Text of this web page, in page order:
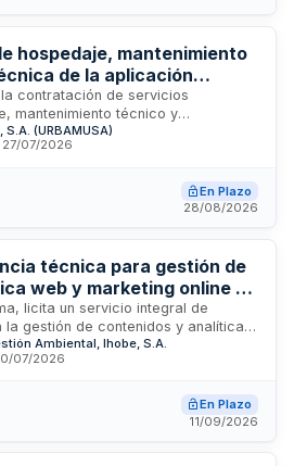
de servicios, y su
por la persona
hospedaje, mantenimiento
de la aplicación
contratación de servicios
mantenimiento técnico y
informática Tramitaciones. El
saneamiento y
La contratación corre a cargo del
de Urbanizadora Municipal, S.A.
a 57.285,41 euros y se tramita
de licitación pública abierta.
(URBAMUSA)
27/07/2026
En Plazo
28/08/2026
técnica para gestión de
web y marketing online de
licita un servicio integral de
gestión de contenidos y analítica
de redes sociales,
marketing digital. El contrato
y se adjudicará mediante
abierto. La persona contratista
y sus consecuencias para la
Ambiental, Ihobe, S.A.
07/2026
En Plazo
11/09/2026